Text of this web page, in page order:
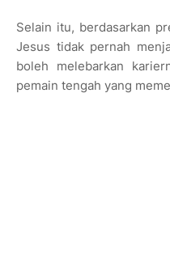
Selain itu, berdasarkan
Jesus tidak pernah
boleh melebarkan
pemain tengah yang